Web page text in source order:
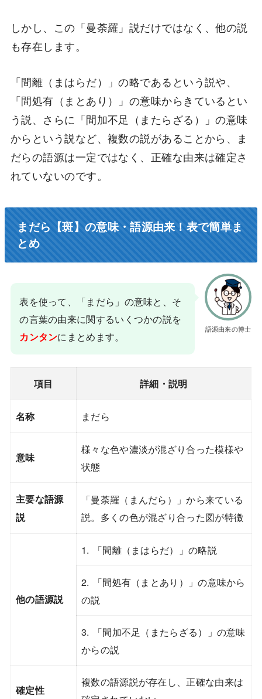
しかし、この「曼荼羅」説だけではなく、他の説
も存在します。
「間離（まはらだ）」の略であるという説や、
「間処有（まとあり）」の意味からきているとい
う説、さらに「間加不足（またらざる）」の意味
からという説など、複数の説があることから、ま
だらの語源は一定ではなく、正確な由来は確定さ
れていないのです。
まだら【斑】の意味・語源由来！表で簡単ま
とめ
語源由来の博士
表を使って、「まだら」の意味と、そ
の言葉の由来に関するいくつかの説を
カンタンにまとめます。
項目 詳細・説明
名称 まだら
意味
様々な色や濃淡が混ざり合った模様や
状態
主要な語源
説
「曼荼羅（まんだら）」から来ている
説。多くの色が混ざり合った図が特徴
他の語源説
1. 「間離（まはらだ）」の略説
2. 「間処有（まとあり）」の意味から
の説
3. 「間加不足（またらざる）」の意味
からの説
確定性
複数の語源説が存在し、正確な由来は